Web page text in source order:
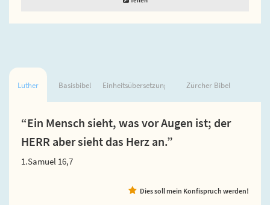
Luther Basisbibel Einheitsübersetzung Zürcher Bibel
“Ein Mensch sieht, was vor Augen ist; der
HERR aber sieht das Herz an.”
1.Samuel 16,7
Dies soll mein Konfispruch werden!